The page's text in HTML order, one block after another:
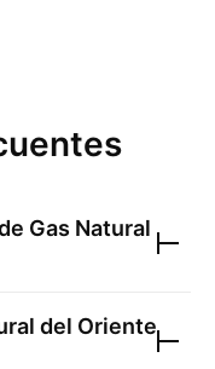
Gas Natural
del Oriente